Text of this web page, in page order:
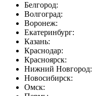
Белгород:
Волгоград:
Воронеж:
Екатеринбург:
Казань:
Краснодар:
Красноярск:
Нижний Новгород:
Новосибирск:
Омск: